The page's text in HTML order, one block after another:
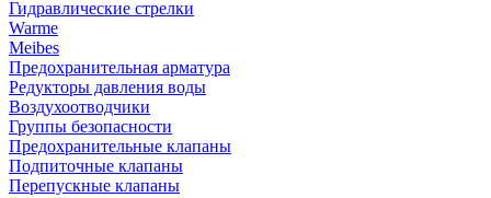
Гидравлические стрелки
Warme
Meibes
Предохранительная арматура
Редукторы давления воды
Воздухоотводчики
Группы безопасности
Предохранительные клапаны
Подпиточные клапаны
Перепускные клапаны